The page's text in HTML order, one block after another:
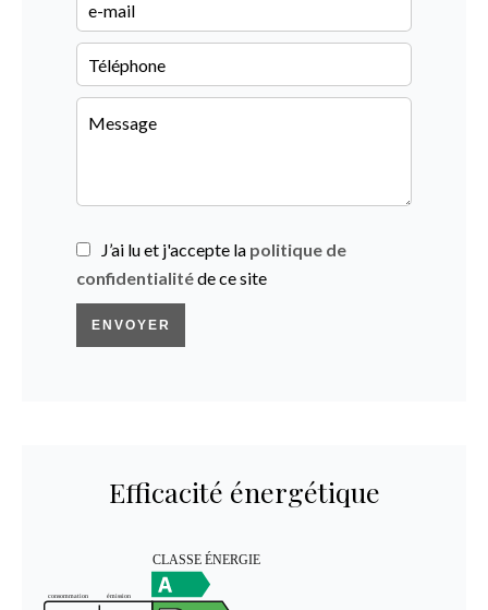
J’ai lu et j'accepte la politique de
confidentialitéde ce site
ENVOYER
Efficacité énergétique